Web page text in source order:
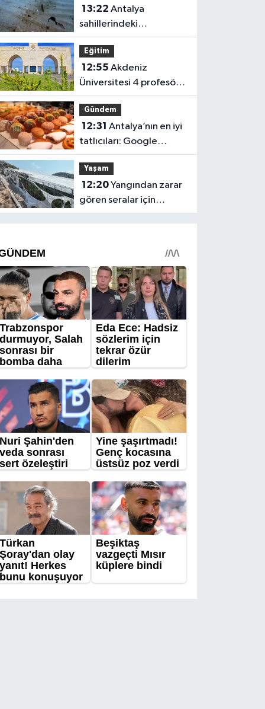
13:22
sahillerindeki
mikroplastik kirliliği
TBMM gündeminde!
Eğitim
12:55
Üniversitesi 4 profesör
alacak!
Gündem
12:31
tatlıcıları: Google
puanları ve 2026
fiyatları
Yaşam
12:20Yangından zarar
gören seralar için
Antalya Büyükşehir